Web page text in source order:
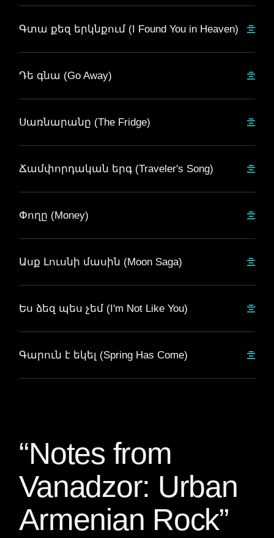
Գտա քեզ երկնքում (I Found You in Heaven)
Դե գնա (Go Away)
Սառնարանը (The Fridge)
Ճամփորդական երգ (Traveler's Song)
Փողը (Money)
Ասք Լուսնի մասին (Moon Saga)
Ես ձեզ պես չեմ (I'm Not Like You)
Գարուն է եկել (Spring Has Come)
“Notes from
Vanadzor: Urban
Armenian Rock”